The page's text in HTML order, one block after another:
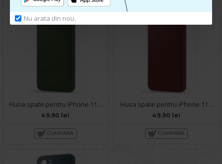
Nu arata din nou.
Husa spate pentru iPhone 11 Pro - Silicon Line Army
49.90 lei
CUMPARA
Husa spate pentru iPhone 11 Pro - Silicon Line Marsala
49.90 lei
CUMPARA